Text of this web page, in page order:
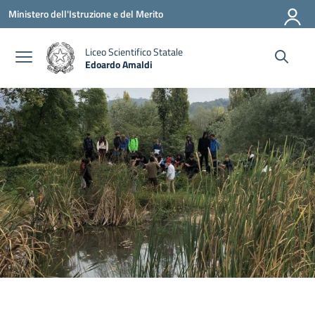
Vai ai contenuti
Vai al menu di navigazione
Vai al footer
Ministero dell'Istruzione e del Merito
Liceo Scientifico Statale
Edoardo Amaldi